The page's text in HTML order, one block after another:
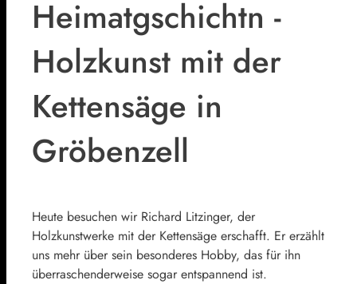
Heimatgschichtn -
Holzkunst mit der
Kettensäge in
Gröbenzell
Heute besuchen wir Richard Litzinger, der
Holzkunstwerke mit der Kettensäge erschafft. Er erzählt
uns mehr über sein besonderes Hobby, das für ihn
überraschenderweise sogar entspannend ist.